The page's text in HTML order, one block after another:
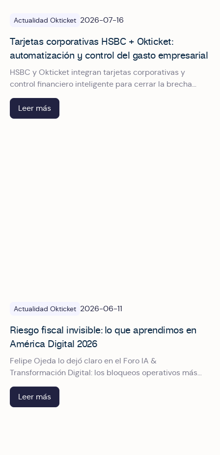
Actualidad Okticket 2026-07-16
Tarjetas corporativas HSBC + Okticket:
automatización y control del gasto empresarial
HSBC y Okticket integran tarjetas corporativas y
control financiero inteligente para cerrar la brecha
entre pagar, comprobar y conciliar el gasto
empresarial en México.
Leer más
Actualidad Okticket 2026-06-11
Riesgo fiscal invisible: lo que aprendimos en
América Digital 2026
Felipe Ojeda lo dejó claro en el Foro IA &
Transformación Digital: los bloqueos operativos más
costosos no vienen de fraudes, sino de procesos mal
diseñados que nadie cuestionó a tiempo
Leer más